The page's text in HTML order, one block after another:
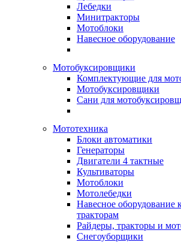
Лебедки
Минитракторы
Мотоблоки
Навесное оборудование
Мотобуксировщики
Комплектующие для
Мотобуксировщики
Сани для
Мототехника
Блоки автоматики
Генераторы
Двигатели 4 тактные
Культиваторы
Мотоблоки
Мотолебедки
Навесное оборудование
тракторам
Райдеры, тракторы и
Снегоуборщики